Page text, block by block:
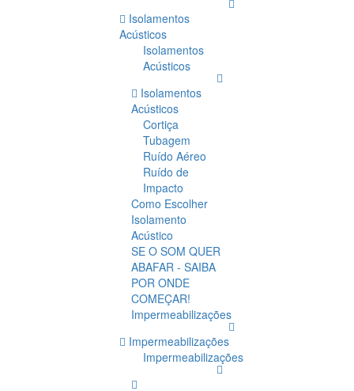
Isolamentos
Acústicos
Isolamentos
Acústicos
Isolamentos
Acústicos
Cortiça
Tubagem
Ruído Aéreo
Ruído de
Impacto
Como Escolher
Isolamento
Acústico
SE O SOM QUER
ABAFAR - SAIBA
POR ONDE
COMEÇAR!
Impermeabilizações
Impermeabilizações
Impermeabilizações